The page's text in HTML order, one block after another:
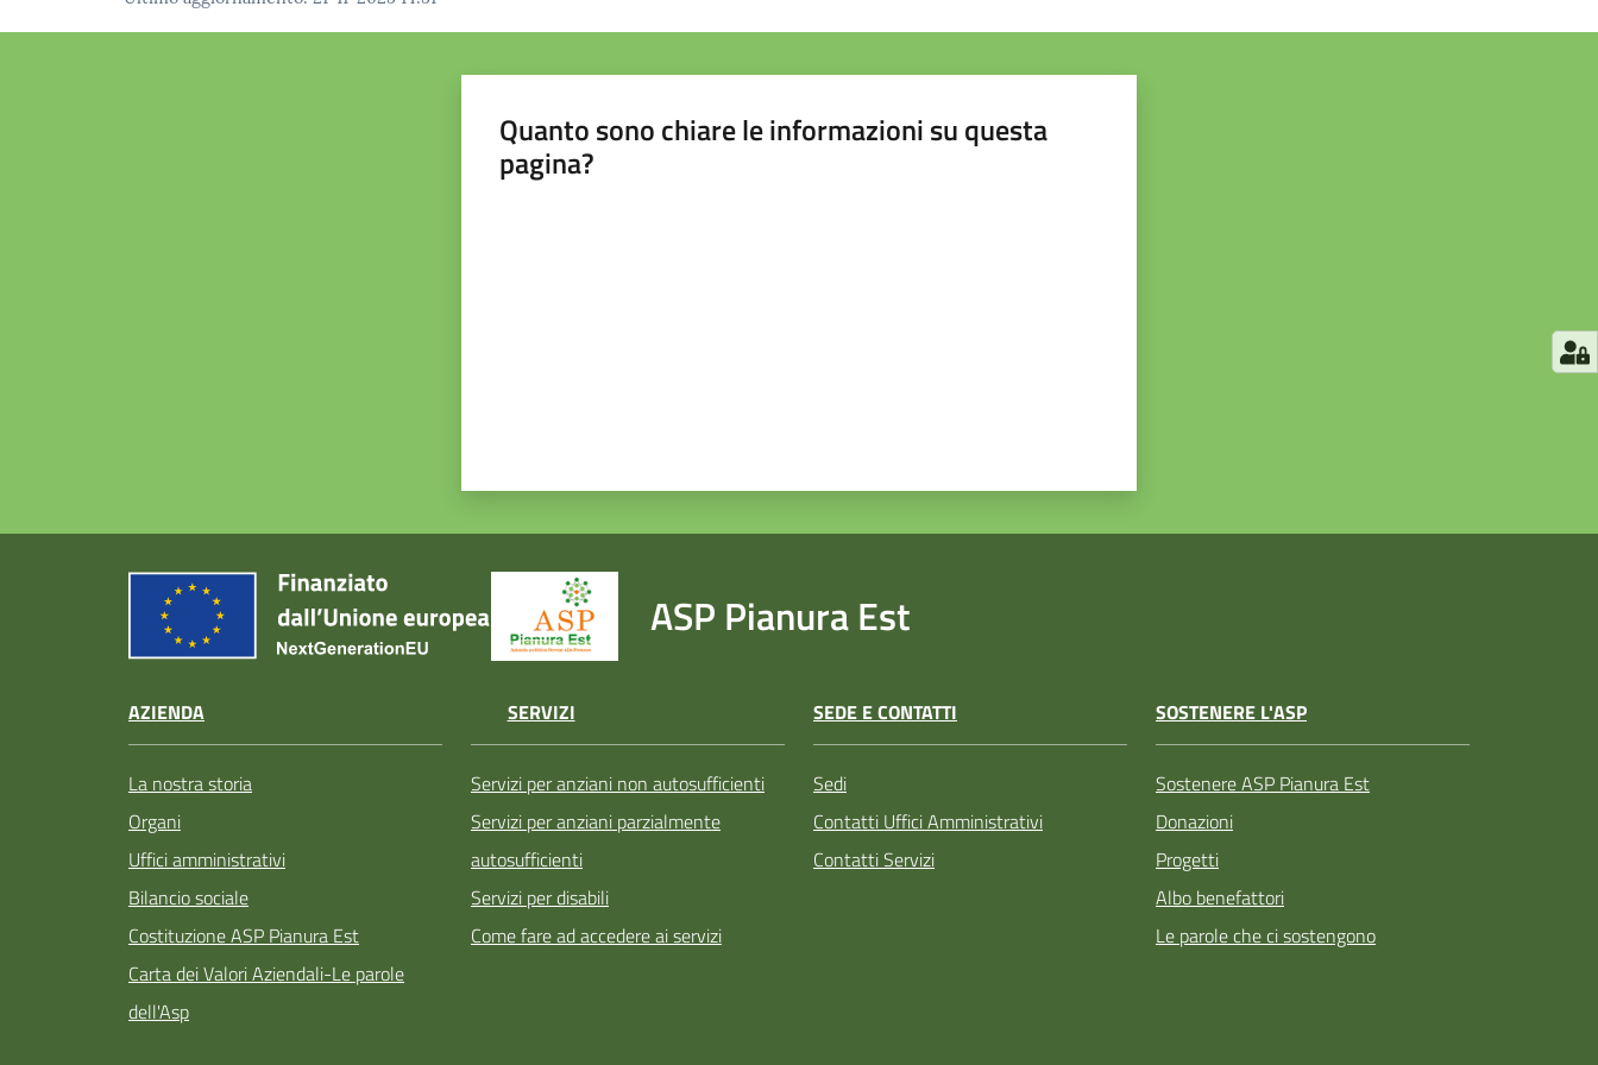
Quanto sono chiare le informazioni su questa
pagina?
ASP Pianura Est
AZIENDA
La nostra storia
Organi
Uffici amministrativi
Bilancio sociale
Costituzione ASP Pianura Est
Carta dei Valori Aziendali-Le parole
dell'Asp
SERVIZI
Servizi per anziani non autosufficienti
Servizi per anziani parzialmente
autosufficienti
Servizi per disabili
Come fare ad accedere ai servizi
SEDE E CONTATTI
Sedi
Contatti Uffici Amministrativi
Contatti Servizi
SOSTENERE L'ASP
Sostenere ASP Pianura Est
Donazioni
Progetti
Albo benefattori
Le parole che ci sostengono